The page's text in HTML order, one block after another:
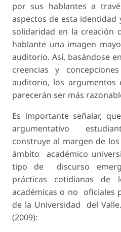
por sus hablantes a
aspectos de esta
solidaridad en la creación
hablante una imagen
auditorio. Así, basándose
creencias y
auditorio, los
parecerán ser más
Es importante señalar,
argumentativo
construye al margen de
ámbito académico
tipo de discurso
prácticas cotidianas de
académicas o no oficiales
de la Universidad del
(2009):